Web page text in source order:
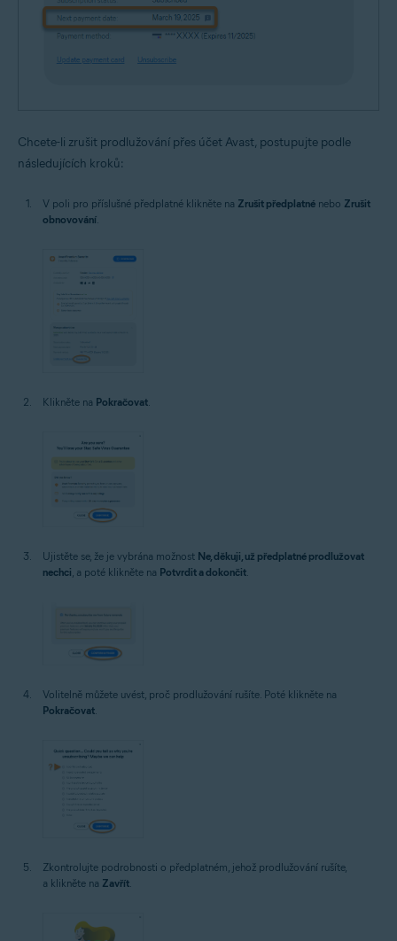
Chcete-li zrušit prodlužování přes účet Avast, postupujte podle
následujících kroků:
V poli pro příslušné předplatné klikněte na Zrušit předplatné nebo Zrušit
obnovování
Klikněte na Pokračovat.
Ujistěte se, že je vybrána možnost Ne, děkuji, už předplatné prodlužovat
nechci, a poté klikněte na Potvrdit a dokončit.
Volitelně můžete uvést, proč prodlužování rušíte. Poté klikněte na
Pokračovat.
Zkontrolujte podrobnosti o předplatném, jehož prodlužování rušíte,
a klikněte na Zavřít.